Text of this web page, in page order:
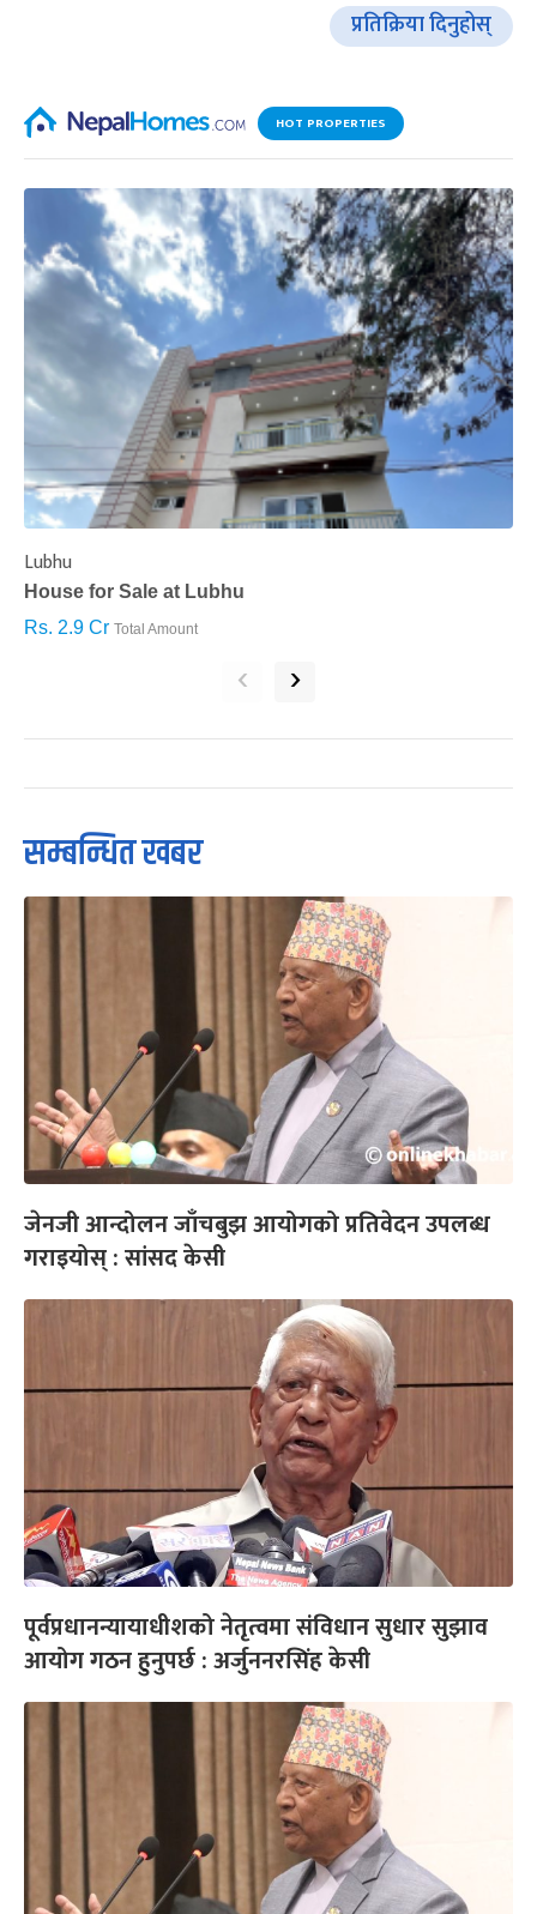
प्रतिक्रिया दिनुहोस्
HOT PROPERTIES
Lubhu
House for Sale at Lubhu
Rs. 2.9 Cr Total Amount
‹ ›
सम्बन्धित खबर
जेनजी आन्दोलन जाँचबुझ आयोगको प्रतिवेदन उपलब्ध
गराइयोस् : सांसद केसी
पूर्वप्रधानन्यायाधीशको नेतृत्वमा संविधान सुधार सुझाव
आयोग गठन हुनुपर्छ : अर्जुननरसिंह केसी